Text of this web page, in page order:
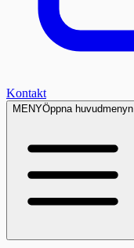
Kontakt
MENYÖppna huvudmenyn